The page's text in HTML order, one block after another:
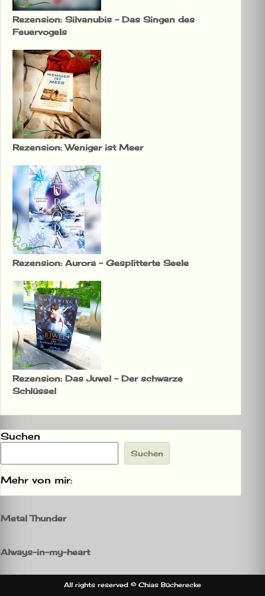
Rezension: Silvanubis – Das Singen des
Feuervogels
Rezension: Weniger ist Meer
Rezension: Aurora – Gesplitterte Seele
Rezension: Das Juwel – Der schwarze
Schlüssel
Suchen
Suchen
Mehr von mir:
Metal Thunder
Always-in-my-heart
All rights reserved © Chias Bücherecke